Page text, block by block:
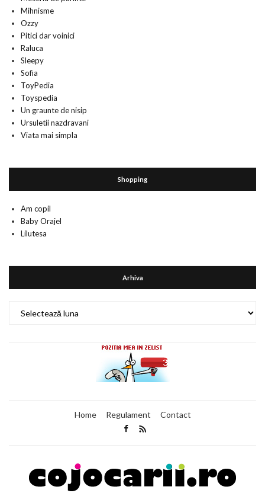
Mihnisme
Ozzy
Pitici dar voinici
Raluca
Sleepy
Sofia
ToyPedia
Toyspedia
Un graunte de nisip
Ursuletii nazdravani
Viata mai simpla
Shopping
Am copil
Baby Orajel
Lilutesa
Arhiva
Home Regulament Contact